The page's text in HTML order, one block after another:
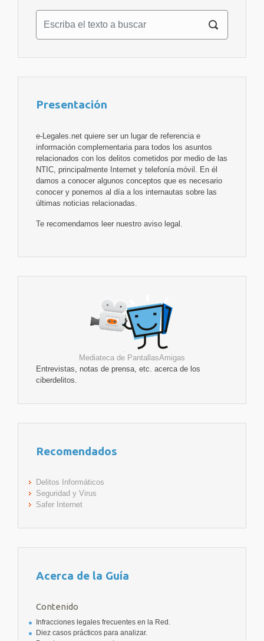
Presentación
e-Legales.net quiere ser un lugar de referencia e
información complementaria para todos los asuntos
relacionados con los delitos cometidos por medio de las
NTIC, principalmente Internet y telefonía móvil. En él
damos a conocer algunos conceptos que es necesario
conocer y ponemos al día a los internautas sobre las
últimas noticias relacionadas.
Te recomendamos leer nuestro aviso legal.
Mediateca de PantallasAmigas
Entrevistas, notas de prensa, etc. acerca de los
ciberdelitos.
Recomendados
Delitos Informáticos
Seguridad y Virus
Safer Internet
Acerca de la Guía
Contenido
Infracciones legales frecuentes en la Red.
Diez casos prácticos para analizar.